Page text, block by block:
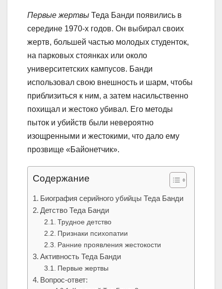
Первые жертвы Теда Банди появились в
середине 1970-х годов. Он выбирал своих
жертв, большей частью молодых студенток,
на парковых стоянках или около
университетских кампусов. Банди
использовал свою внешность и шарм, чтобы
приблизиться к ним, а затем насильственно
похищал и жестоко убивал. Его методы
пыток и убийств были невероятно
изощренными и жестокими, что дало ему
прозвище «Байонетчик».
Содержание
Биография серийного убийцы Теда Банди
Детство Теда Банди
Трудное детство
Признаки психопатии
Ранние проявления жестокости
Активность Теда Банди
Первые жертвы
Вопрос-ответ: